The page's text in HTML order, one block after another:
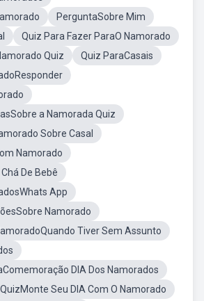
PerguntaSobre Mim
Quiz Para Fazer ParaO Namorado
Quiz
Quiz ParaCasais
a Namorada Quiz
Sobre Casal
Namorado
De Bebê
App
Namorado
Tiver Sem Assunto
DIA Dos Namorados
QuizMonte Seu DIA Com O Namorado